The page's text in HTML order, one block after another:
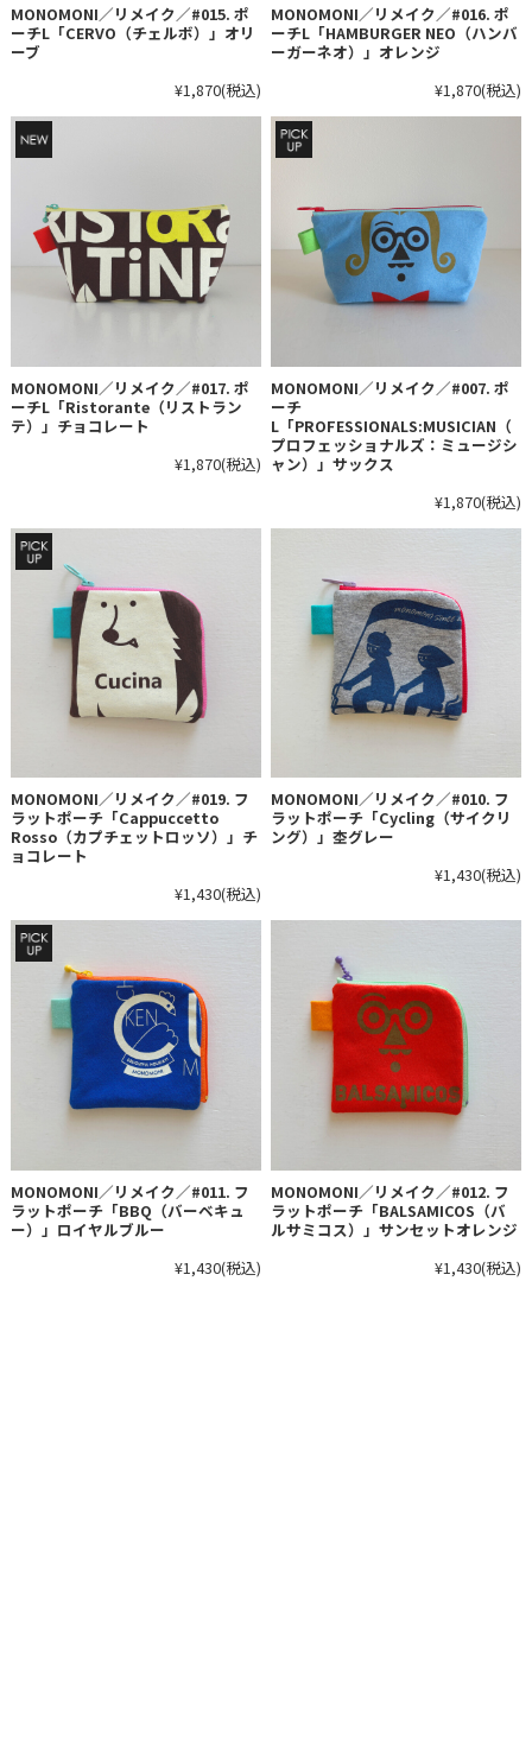
MONOMONI／リメイク／#015. ポ
ーチL「CERVO（チェルボ）」オリ
ーブ
¥1,870(税込)
MONOMONI／リメイク／#016. ポ
ーチL「HAMBURGER NEO（ハンバ
ーガーネオ）」オレンジ
¥1,870(税込)
MONOMONI／リメイク／#017. ポ
ーチL「Ristorante（リストラン
テ）」チョコレート
¥1,870(税込)
MONOMONI／リメイク／#007. ポ
ーチ
L「PROFESSIONALS:MUSICIAN（
プロフェッショナルズ：ミュージシ
ャン）」サックス
¥1,870(税込)
MONOMONI／リメイク／#019. フ
ラットポーチ「Cappuccetto
Rosso（カプチェットロッソ）」チ
ョコレート
¥1,430(税込)
MONOMONI／リメイク／#010. フ
ラットポーチ「Cycling（サイクリ
ング）」杢グレー
¥1,430(税込)
MONOMONI／リメイク／#011. フ
ラットポーチ「BBQ（バーベキュ
ー）」ロイヤルブルー
¥1,430(税込)
MONOMONI／リメイク／#012. フ
ラットポーチ「BALSAMICOS（バ
ルサミコス）」サンセットオレンジ
¥1,430(税込)